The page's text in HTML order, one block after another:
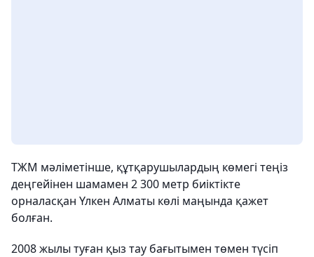
ТЖМ мәліметінше, құтқарушылардың көмегі теңіз
деңгейінен шамамен 2 300 метр биіктікте
орналасқан Үлкен Алматы көлі маңында қажет
болған.
2008 жылы туған қыз тау бағытымен төмен түсіп